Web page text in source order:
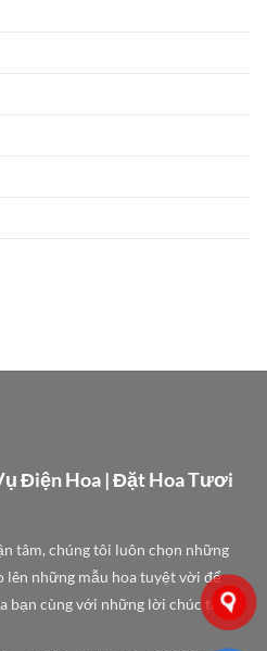
Điện Hoa | Đặt Hoa Tươi
tâm, chúng tôi luôn chọn những
lên những mẫu hoa tuyệt vời để
bạn cùng với những lời chúc tốt